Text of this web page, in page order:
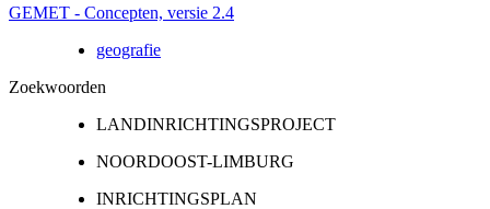
GEMET - Concepten, versie 2.4
geografie
Zoekwoorden
LANDINRICHTINGSPROJECT
NOORDOOST-LIMBURG
INRICHTINGSPLAN